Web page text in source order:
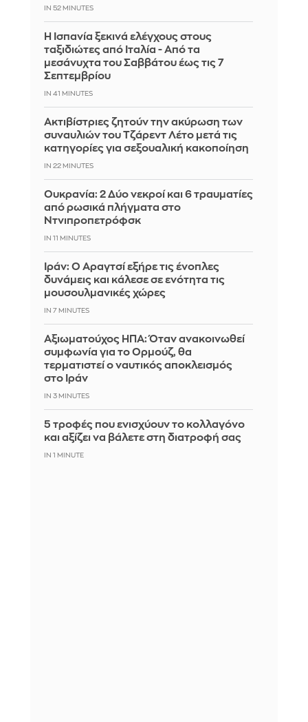
IN 52 MINUTES
Η Ισπανία ξεκινά ελέγχους στους
ταξιδιώτες από Ιταλία - Από τα
μεσάνυχτα του Σαββάτου έως τις 7
Σεπτεμβρίου
IN 41 MINUTES
Ακτιβίστριες ζητούν την ακύρωση των
συναυλιών του Τζάρεντ Λέτο μετά τις
κατηγορίες για σεξουαλική κακοποίηση
IN 22 MINUTES
Ουκρανία: 2 Δύο νεκροί και 6 τραυματίες
από ρωσικά πλήγματα στο
Ντνιπροπετρόφσκ
IN 11 MINUTES
Ιράν: Ο Αραγτσί εξήρε τις ένοπλες
δυνάμεις και κάλεσε σε ενότητα τις
μουσουλμανικές χώρες
IN 7 MINUTES
Αξιωματούχος ΗΠΑ: Όταν ανακοινωθεί
συμφωνία για το Ορμούζ, θα
τερματιστεί ο ναυτικός αποκλεισμός
στο Ιράν
IN 3 MINUTES
5 τροφές που ενισχύουν το κολλαγόνο
και αξίζει να βάλετε στη διατροφή σας
IN 1 MINUTE